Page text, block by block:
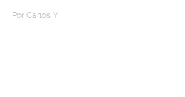
Por Carlos Y